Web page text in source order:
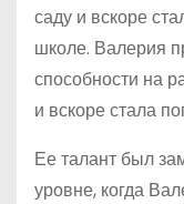
саду и вскоре
школе. Валерия
способности на
и вскоре стала
Ее талант был
уровне, когда